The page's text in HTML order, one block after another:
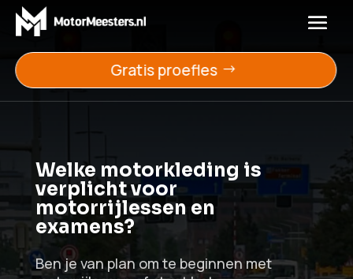
Gratis proefles
Welke motorkleding is
verplicht voor
motorrijlessen en
examens?
Ben je van plan om te beginnen met